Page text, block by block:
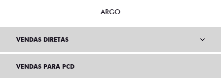
ARGO
VENDAS DIRETAS
VENDAS PARA PCD